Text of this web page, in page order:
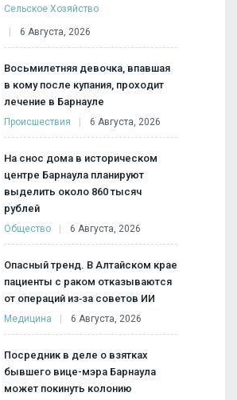
Сельское Хозяйство
6 Августа, 2026
Восьмилетняя девочка, впавшая
в кому после купания, проходит
лечение в Барнауле
Происшествия 6 Августа, 2026
На снос дома в историческом
центре Барнаула планируют
выделить около 860 тысяч
рублей
Общество 6 Августа, 2026
Опасный тренд. В Алтайском крае
пациенты с раком отказываются
от операций из‑за советов ИИ
Медицина 6 Августа, 2026
Посредник в деле о взятках
бывшего вице-мэра Барнаула
может покинуть колонию